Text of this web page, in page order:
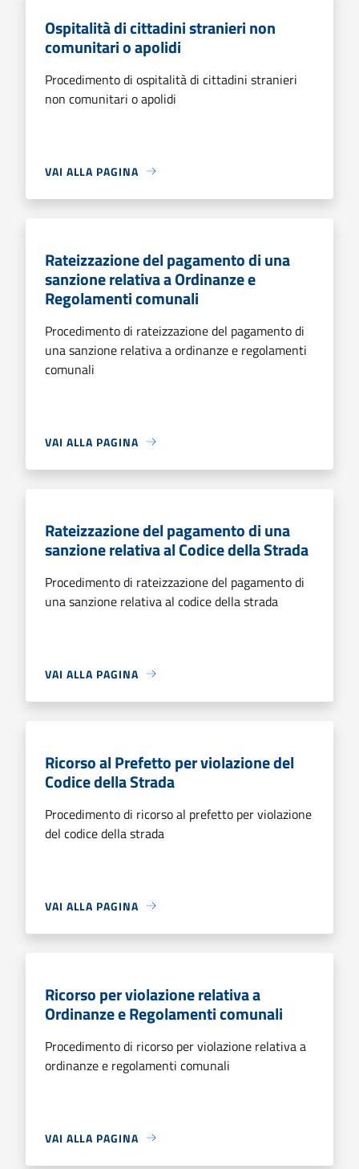
Ospitalità di cittadini stranieri non
comunitari o apolidi
Procedimento di ospitalità di cittadini stranieri
non comunitari o apolidi
VAI ALLA PAGINA
Rateizzazione del pagamento di una
sanzione relativa a Ordinanze e
Regolamenti comunali
Procedimento di rateizzazione del pagamento di
una sanzione relativa a ordinanze e regolamenti
comunali
VAI ALLA PAGINA
Rateizzazione del pagamento di una
sanzione relativa al Codice della Strada
Procedimento di rateizzazione del pagamento di
una sanzione relativa al codice della strada
VAI ALLA PAGINA
Ricorso al Prefetto per violazione del
Codice della Strada
Procedimento di ricorso al prefetto per violazione
del codice della strada
VAI ALLA PAGINA
Ricorso per violazione relativa a
Ordinanze e Regolamenti comunali
Procedimento di ricorso per violazione relativa a
ordinanze e regolamenti comunali
VAI ALLA PAGINA